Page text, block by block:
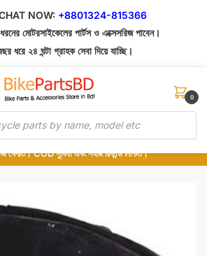
NOW: +8801324-815366
মোটরসাইকেলের পার্টস ও এক্সেসরিজ পাবেন।
ধরে ২৪ ঘন্টা গ্রাহক সেবা দিয়ে যাচ্ছি।
0
থেকে সরাসরি সংগ্রহ এবং শুধুমাত্র কুরিয়ার সার্ভিসে ডেলিভারি।
পছন্দ হলে Cash on Delivery দিন, না হলে ৫ মিনিটে ১৯৯
ফেরত। COD সুবিধা এবং সহজ রিফান্ড নিশ্চিত।